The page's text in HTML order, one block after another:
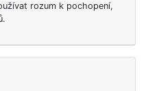
rozum k pochopení,